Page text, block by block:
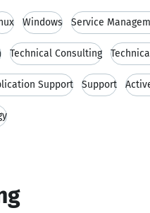
Windows Service
Technical Consulting
Support Support